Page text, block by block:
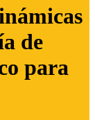
de
para